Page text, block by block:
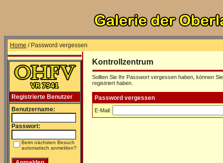
Home / Password vergessen
Registrierte Benutzer
Benutzername:
Passwort:
Beim nächsten Besuch
automatisch anmelden?
Kontrollzentrum
Sollten Sie Ihr Passwort vergessen haben, können
registriert haben.
Password vergessen
E-Mail: